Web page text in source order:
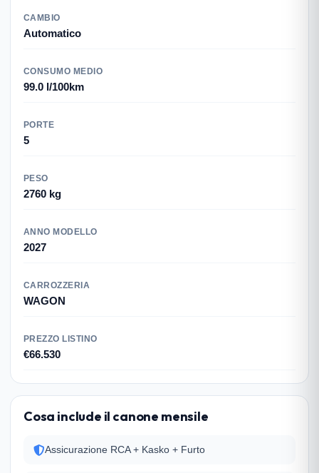
CAMBIO
Automatico
CONSUMO MEDIO
99.0 l/100km
PORTE
5
PESO
2760 kg
ANNO MODELLO
2027
CARROZZERIA
WAGON
PREZZO LISTINO
€66.530
Cosa include il canone mensile
Assicurazione RCA + Kasko + Furto